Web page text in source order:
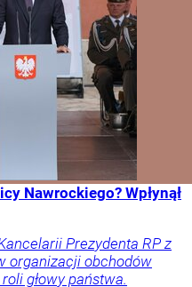
Nawrockiego? Wpłynął
Prezydenta RP z
organizacji obchodów
głowy państwa.